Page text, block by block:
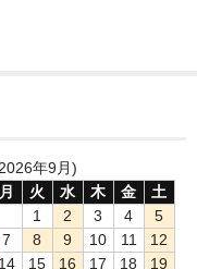
年9月)
月 火 水 木 金
土
1
2 3 4
5
7 8 9 10 11
12
14 15 16 17 18
19